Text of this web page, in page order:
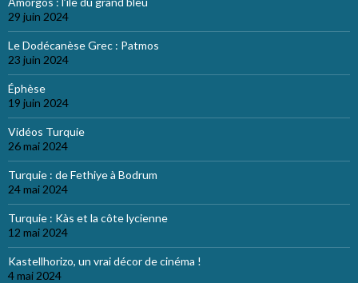
29 juin 2024
Le Dodécanèse Grec : Patmos
23 juin 2024
Éphèse
19 juin 2024
Vidéos Turquie
26 mai 2024
Turquie : de Fethiye à Bodrum
24 mai 2024
Turquie : Kàs et la côte lycienne
12 mai 2024
Kastellhorizo, un vrai décor de cinéma !
4 mai 2024